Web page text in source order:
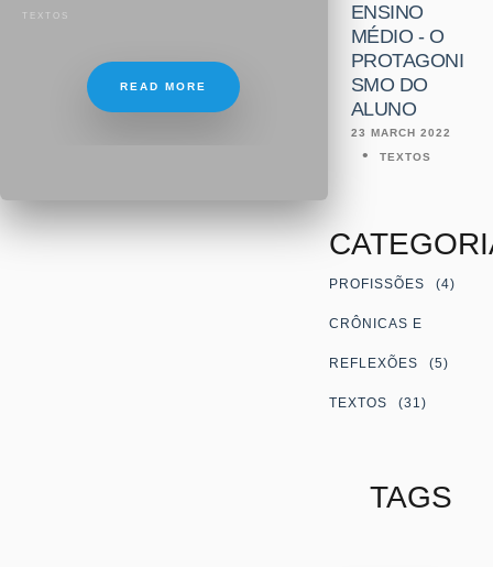
TEXTOS
READ MORE
ENSINO
MÉDIO - O
PROTAGONI
SMO DO
ALUNO
23 MARCH 2022
TEXTOS
PROFISSÕES (4)
CRÔNICAS E
REFLEXÕES (5)
TEXTOS (31)
TAGS